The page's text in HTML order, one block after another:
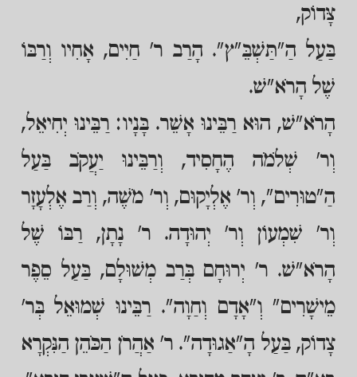
צָּדוֹק,
בַּעַל הַ"תַּשְׁבֵּ"ץ". הָרַב ר' חַיִים, אָחִיו וְרַבּוֹ
שֶׁל הָרֹא"שׁ.
הָרֹא"שׁ, הוּא רַבֵּינוּ אָשֵׁר. בָּנָיו: רַבֵּינוּ יְחִיאֵל,
וְר' שְׁלֹמֹה הֶחָסִיד, וְרַבֵּינוּ יַעֲקֹב בַּעַל
הַ"טוּרִים", וְר' אֶלְיָקוּם, וְר' מֹשֶׁה, וְרַב אֶלְעָזָר
וְר' שִׁמְעוֹן וְר' יְהוּדָה. ר' נָתָן, רַבּוֹ שֶׁל
הָרֹא"שׁ. ר' יְרוּחָם בְּרַב מְשׁוּלָם, בַּעַל סֵפֶר
מֵישָׁרִים" וְ"אָדָם וְחַוָה". רַבֵּינוּ שְׁמוּאֵל בְּר'
צָדוֹק, בַּעַל הָ"אַגוּדָה". ר' אַהֲרֹן הַכֹּהֵן הַנִּקְרָא